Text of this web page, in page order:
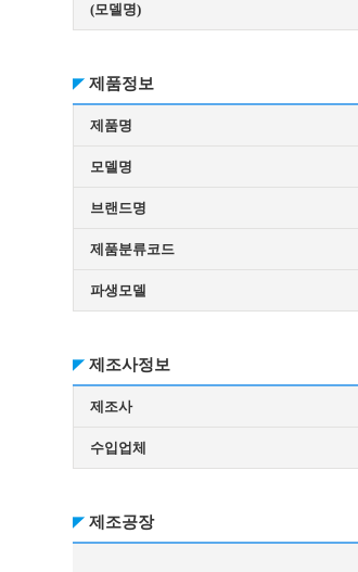
(모델명)
제품정보
제품명
모델명
브랜드명
제품분류코드
파생모델
제조사정보
제조사
수입업체
제조공장